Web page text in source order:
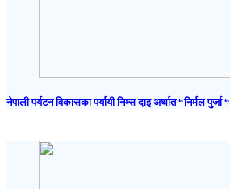
नेपाली पर्यटन विकासका पर्यायी निम्स दाइ अर्थात “निर्मल पुर्जा “